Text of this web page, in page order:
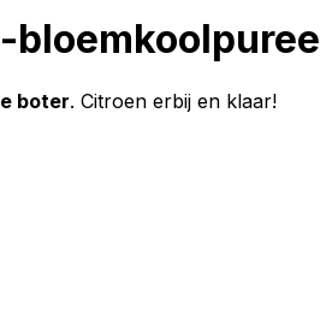
bloemkoolpuree
boter. Citroen erbij en klaar!